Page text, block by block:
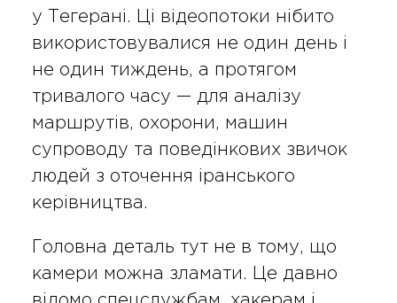
у Тегерані. Ці відеопотоки нібито
використовувалися не один день і
не один тиждень, а протягом
тривалого часу — для аналізу
маршрутів, охорони, машин
супроводу та поведінкових звичок
людей з оточення іранського
керівництва.
Головна деталь тут не в тому, що
камери можна зламати. Це давно